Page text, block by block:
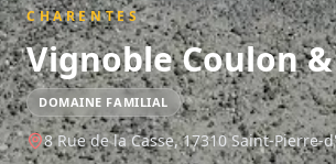
CHARENTES
Vignoble Coulon
DOMAINE FAMILIAL
8 Rue de la Casse,17310 Saint-Pierre-